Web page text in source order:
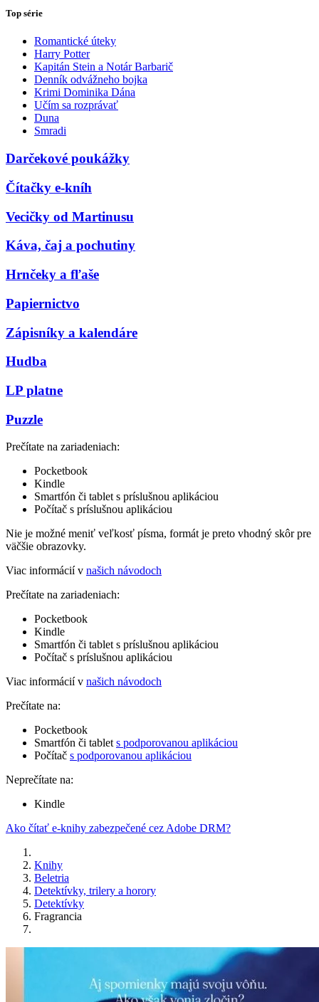
Top série
Romantické úteky
Harry Potter
Kapitán Stein a Notár Barbarič
Denník odvážneho bojka
Krimi Dominika Dána
Učím sa rozprávať
Duna
Smradi
Darčekové poukážky
Čítačky e-kníh
Vecičky od Martinusu
Káva, čaj a pochutiny
Hrnčeky a fľaše
Papiernictvo
Zápisníky a kalendáre
Hudba
LP platne
Puzzle
Prečítate na zariadeniach:
Pocketbook
Kindle
Smartfón či tablet s príslušnou aplikáciou
Počítač s príslušnou aplikáciou
Nie je možné meniť veľkosť písma, formát je preto vhodný skôr pre
väčšie obrazovky.
Viac informácií v našich návodoch
Prečítate na zariadeniach:
Pocketbook
Kindle
Smartfón či tablet s príslušnou aplikáciou
Počítač s príslušnou aplikáciou
Viac informácií v našich návodoch
Prečítate na:
Pocketbook
Smartfón či tablet s podporovanou aplikáciou
Počítač s podporovanou aplikáciou
Neprečítate na:
Kindle
Ako čítať e-knihy zabezpečené cez Adobe DRM?
Knihy
Beletria
Detektívky, trilery a horory
Detektívky
Fragrancia